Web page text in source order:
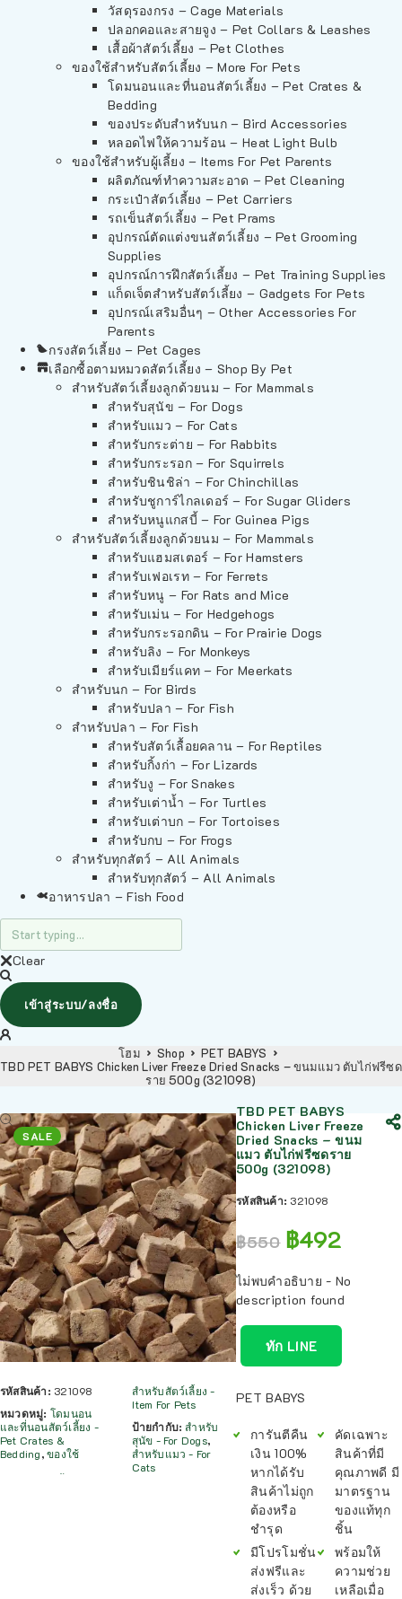
วัสดุรองกรง – Cage Materials
ปลอกคอและสายจูง – Pet Collars & Leashes
เสื้อผ้าสัตว์เลี้ยง – Pet Clothes
ของใช้สำหรับสัตว์เลี้ยง – More For Pets
โดมนอนและที่นอนสัตว์เลี้ยง – Pet Crates &
Bedding
ของประดับสำหรับนก – Bird Accessories
หลอดไฟให้ความร้อน – Heat Light Bulb
ของใช้สำหรับผู้เลี้ยง – Items For Pet Parents
ผลิตภัณฑ์ทำความสะอาด – Pet Cleaning
กระเป๋าสัตว์เลี้ยง – Pet Carriers
รถเข็นสัตว์เลี้ยง – Pet Prams
อุปกรณ์ตัดแต่งขนสัตว์เลี้ยง – Pet Grooming
Supplies
อุปกรณ์การฝึกสัตว์เลี้ยง – Pet Training Supplies
แก็ดเจ็ตสำหรับสัตว์เลี้ยง – Gadgets For Pets
อุปกรณ์เสริมอื่นๆ – Other Accessories For
Parents
กรงสัตว์เลี้ยง – Pet Cages
เลือกซื้อตามหมวดสัตว์เลี้ยง – Shop By Pet
สำหรับสัตว์เลี้ยงลูกด้วยนม – For Mammals
สำหรับสุนัข – For Dogs
สำหรับแมว – For Cats
สำหรับกระต่าย – For Rabbits
สำหรับกระรอก – For Squirrels
สำหรับชินชิล่า – For Chinchillas
สำหรับชูการ์ไกลเดอร์ – For Sugar Gliders
สำหรับหนูแกสบี้ – For Guinea Pigs
สำหรับสัตว์เลี้ยงลูกด้วยนม – For Mammals
สำหรับแฮมสเตอร์ – For Hamsters
สำหรับเฟอเรท – For Ferrets
สำหรับหนู – For Rats and Mice
สำหรับเม่น – For Hedgehogs
สำหรับกระรอกดิน – For Prairie Dogs
สำหรับลิง – For Monkeys
สำหรับเมียร์แคท – For Meerkats
สำหรับนก – For Birds
สำหรับปลา – For Fish
สำหรับปลา – For Fish
สำหรับสัตว์เลื้อยคลาน – For Reptiles
สำหรับกิ้งก่า – For Lizards
สำหรับงู – For Snakes
สำหรับเต่าน้ำ – For Turtles
สำหรับเต่าบก – For Tortoises
สำหรับกบ – For Frogs
สำหรับทุกสัตว์ – All Animals
สำหรับทุกสัตว์ – All Animals
อาหารปลา – Fish Food
Clear
เข้าสู่ระบบ/ลงชื่อ
โฮม Shop
PET BABYS
TBD PET BABYS Chicken Liver Freeze Dried Snacks – ขนมแมว ตับไก่ฟรีซด
ราย 500g (321098)
SALE
รหัสสินค้า: 321098
หมวดหมู่: โดมนอน
และที่นอนสัตว์เลี้ยง -
Pet Crates &
Bedding,ของใช้
สำหรับสัตว์เลี้ยง -
Item For Pets
ป้ายกำกับ:สำหรับ
สุนัข - For Dogs,
สำหรับแมว - For
Cats
TBD PET BABYS
Chicken Liver Freeze
Dried Snacks – ขนม
แมว ตับไก่ฟรีซดราย
500g (321098)
รหัสสินค้า: 321098
฿550 ฿492
ไม่พบคำอธิบาย - No
description found
ทัก LINE
PET BABYS
การันตีคืน
เงิน 100%
หากได้รับ
สินค้าไม่ถูก
ต้องหรือ
ชำรุด
มีโปรโมชั่น
ส่งฟรีและ
ส่งเร็ว ด้วย
คัดเฉพาะ
สินค้าที่มี
คุณภาพดี มี
มาตรฐาน
ของแท้ทุก
ชิ้น
พร้อมให้
ความช่วย
เหลือเมื่อ